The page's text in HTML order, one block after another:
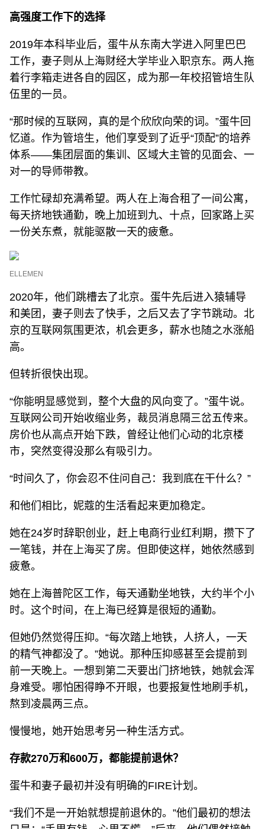
高强度工作下的选择
2019年本科毕业后，蛋牛从东南大学进入阿里巴巴
工作，妻子则从上海财经大学毕业入职京东。两人拖
着行李箱走进各自的园区，成为那一年校招管培生队
伍里的一员。
“那时候的互联网，真的是个欣欣向荣的词。”蛋牛回
忆道。作为管培生，他们享受到了近乎“顶配”的培养
体系——集团层面的集训、区域大主管的见面会、一
对一的导师带教。
工作忙碌却充满希望。两人在上海合租了一间公寓，
每天挤地铁通勤，晚上加班到九、十点，回家路上买
一份关东煮，就能驱散一天的疲惫。
ELLEMEN
2020年，他们跳槽去了北京。蛋牛先后进入猿辅导
和美团，妻子则去了快手，之后又去了字节跳动。北
京的互联网氛围更浓，机会更多，薪水也随之水涨船
高。
但转折很快出现。
“你能明显感觉到，整个大盘的风向变了。”蛋牛说。
互联网公司开始收缩业务，裁员消息隔三岔五传来。
房价也从高点开始下跌，曾经让他们心动的北京楼
市，突然变得没那么有吸引力。
“时间久了，你会忍不住问自己：我到底在干什么？”
和他们相比，妮蔻的生活看起来更加稳定。
她在24岁时辞职创业，赶上电商行业红利期，攒下了
一笔钱，并在上海买了房。但即使这样，她依然感到
疲惫。
她在上海普陀区工作，每天通勤坐地铁，大约半个小
时。这个时间，在上海已经算是很短的通勤。
但她仍然觉得压抑。“每次踏上地铁，人挤人，一天
的精气神都没了。”她说。那种压抑感甚至会提前到
前一天晚上。一想到第二天要出门挤地铁，她就会浑
身难受。哪怕困得睁不开眼，也要报复性地刷手机，
熬到凌晨两三点。
慢慢地，她开始思考另一种生活方式。
存款270万和600万，都能提前退休？
蛋牛和妻子最初并没有明确的FIRE计划。
“我们不是一开始就想提前退休的。”他们最初的想法